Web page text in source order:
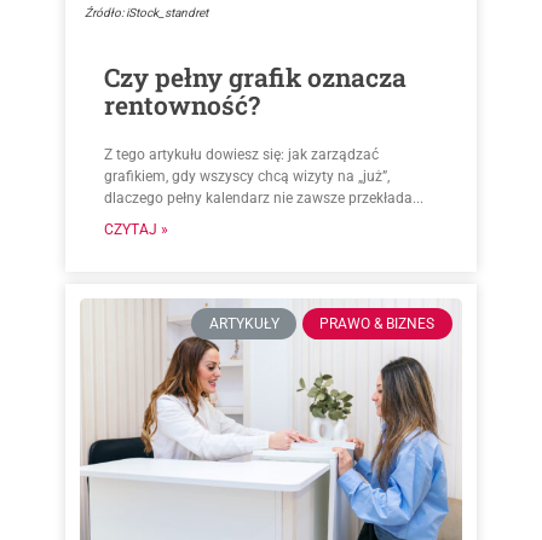
Źródło: iStock_standret
Czy pełny grafik oznacza
rentowność?
Z tego artykułu dowiesz się: jak zarządzać
grafikiem, gdy wszyscy chcą wizyty na „już”,
dlaczego pełny kalendarz nie zawsze przekłada...
CZYTAJ »
ARTYKUŁY PRAWO & BIZNES